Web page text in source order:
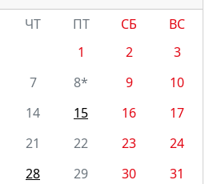
ЧТ ПТ СБ
ВС
1
2
3
7 8* 9
10
14 15 16
17
21 22 23
24
28 29 30 31